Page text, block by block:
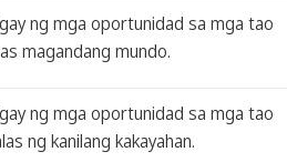
ng mga oportunidad sa mga tao
magandang mundo.
ng mga oportunidad sa mga tao
ng kanilang kakayahan.